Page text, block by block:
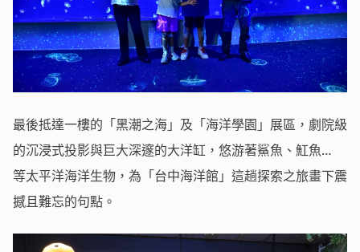
最後抵達一樓的「黑潮之海」及「海洋學園」展區，劇院級
的沉浸式投影與巨大深邃的大洋缸，悠游著鯊魚、魟魚…
等太平洋海洋生物，為「台中海洋館」這趟探索之旅畫下震
撼且難忘的句點。